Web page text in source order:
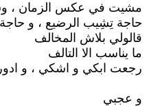
مشيت في عكس الزمان ،
حاجة تِشِيب الرضيع ، و
قالولي بلاش المخالف
ما يناسب الا التالف
رجعت ابكي و اشكي ، و
و عجبي